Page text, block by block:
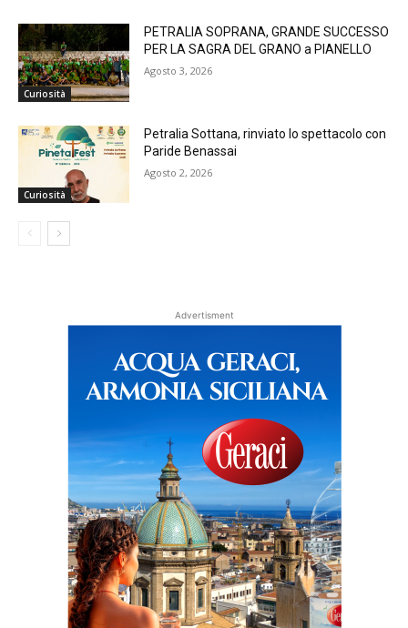
Curiosità
PETRALIA SOPRANA, GRANDE SUCCESSO
PER LA SAGRA DEL GRANO a PIANELLO
Agosto 3, 2026
Curiosità
Petralia Sottana, rinviato lo spettacolo con
Paride Benassai
Agosto 2, 2026
Advertisment